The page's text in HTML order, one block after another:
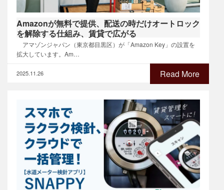
Amazonが無料で提供、配送の時だけオートロック
を解除する仕組み、賃貸で広がる
アマゾンジャパン（東京都目黒区）が「Amazon Key」の設置を
拡大しています。Am…
Read More
2025.11.26